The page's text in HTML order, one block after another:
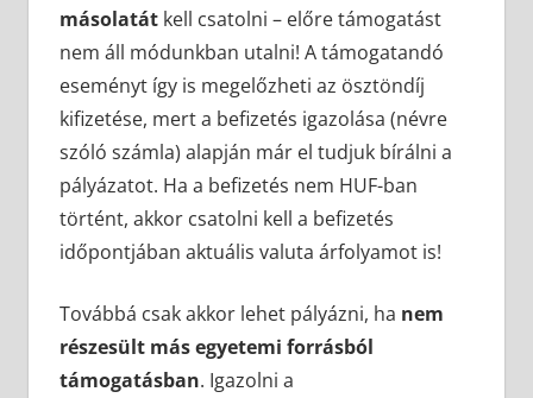
másolatát kell csatolni – előre támogatást
nem áll módunkban utalni! A támogatandó
eseményt így is megelőzheti az ösztöndíj
kifizetése, mert a befizetés igazolása (névre
szóló számla) alapján már el tudjuk bírálni a
pályázatot. Ha a befizetés nem HUF-ban
történt, akkor csatolni kell a befizetés
időpontjában aktuális valuta árfolyamot is!
Továbbá csak akkor lehet pályázni, ha nem
részesült más egyetemi forrásból
támogatásban. Igazolni a